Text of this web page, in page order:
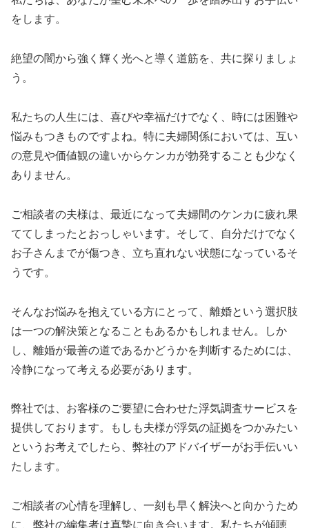
をします。
絶望の闇から強く輝く光へと導く道筋を、共に探りましょ
う。
私たちの人生には、喜びや幸福だけでなく、時には困難や
悩みもつきものですよね。特に夫婦関係においては、互い
の意見や価値観の違いからケンカが勃発することも少なく
ありません。
ご相談者の夫様は、最近になって夫婦間のケンカに疲れ果
ててしまったとおっしゃいます。そして、自分だけでなく
お子さんまでが傷つき、立ち直れない状態になっているそ
うです。
そんなお悩みを抱えている方にとって、離婚という選択肢
は一つの解決策となることもあるかもしれません。しか
し、離婚が最善の道であるかどうかを判断するためには、
冷静になって考える必要があります。
弊社では、お客様のご要望に合わせた浮気調査サービスを
提供しております。もしも夫様が浮気の証拠をつかみたい
というお考えでしたら、弊社のアドバイザーがお手伝いい
たします。
ご相談者の心情を理解し、一刻も早く解決へと向かうため
に、弊社の編集者は真摯に向き合います。私たちが傾聴